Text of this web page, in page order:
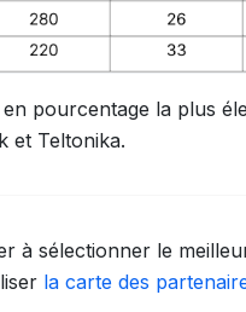
pourcentage la plus
et Teltonika.
à sélectionner le
la carte des